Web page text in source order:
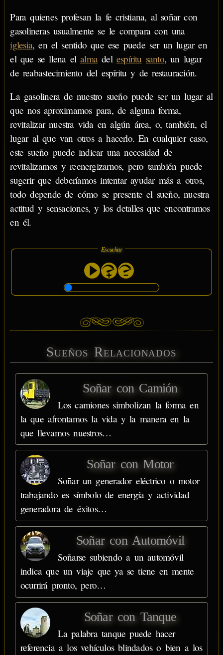
Para quienes profesan la fe cristiana, al soñar con
gasolineras usualmente se le compara con una
iglesia, en el sentido que ese puede ser un lugar en
el que se llena elalmadel espíritu santo, un lugar
de reabastecimiento del espíritu y de restauración.
La gasolinera de nuestro sueño puede ser un lugar al
que nos aproximamos para, de alguna forma,
revitalizar nuestra vida en algún área, o, también, el
lugar al que van otros a hacerlo. En cualquier caso,
este sueño puede indicar una necesidad de
revitalizarnos y reenergizarnos, pero también puede
sugerir que deberíamos intentar ayudar más a otros,
todo depende de cómo se presente el sueño, nuestra
actitud y sensaciones, y los detalles que encontramos
en él.
Escuchar
Sueños Relacionados
Soñar con Camión
Los camiones simbolizan la forma en
la que afrontamos la vida y la manera en la
que llevamos nuestros…
Soñar con Motor
Soñar un generador eléctrico o motor
trabajando es símbolo de energía y actividad
generadora de éxitos…
Soñar con Automóvil
Soñarse subiendo a un automóvil
indica que un viaje que ya se tiene en mente
ocurrirá pronto, pero…
Soñar con Tanque
La palabra tanque puede hacer
referencia a los vehículos blindados o bien a los